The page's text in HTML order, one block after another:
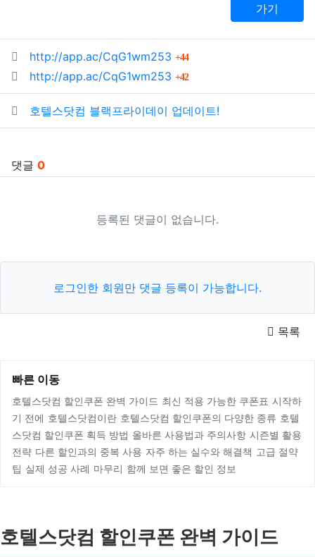
가기
관련자료
http://app.ac/CqG1wm253 44회 연결
http://app.ac/CqG1wm253
42회 연결
호텔스닷컴 블랙프라이데이 업데이트!
댓글 0
등록된 댓글이 없습니다.
로그인한 회원만 댓글 등록이 가능합니다.
목록
빠른 이동
호텔스닷컴 할인쿠폰 완벽 가이드 최신 적용 가능한 쿠폰표 시작하
기 전에 호텔스닷컴이란 호텔스닷컴 할인쿠폰의 다양한 종류 호텔
스닷컴 할인쿠폰 획득 방법 올바른 사용법과 주의사항 시즌별 활용
전략 다른 할인과의 중복 사용 자주 하는 실수와 해결책 고급 절약
팁 실제 성공 사례 마무리 함께 보면 좋은 할인 정보
호텔스닷컴 할인쿠폰 완벽 가이드